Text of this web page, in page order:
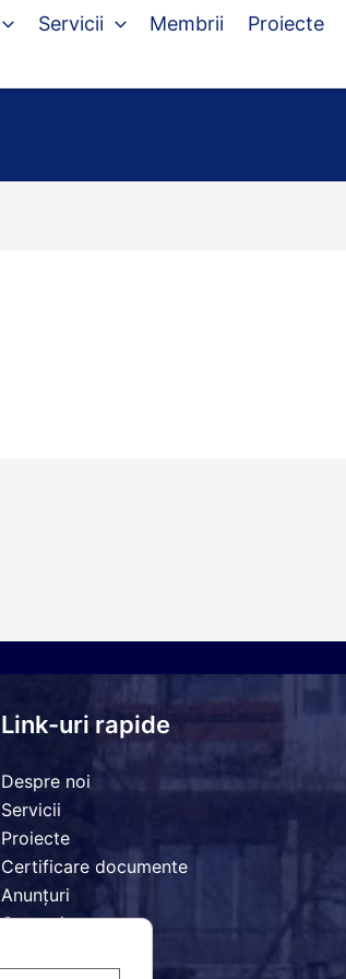
Servicii Membrii Proiecte
Link-uri rapide
Despre noi
Servicii
Proiecte
Certificare documente
Anunțuri
Comunicate